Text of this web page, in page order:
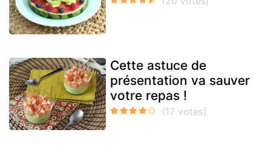
Cette astuce de
présentation va sauver
votre repas !